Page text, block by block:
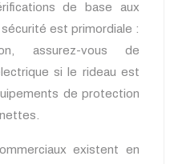
de base aux
est primordiale :
assurez-vous de
si le rideau est
de protection
existent en